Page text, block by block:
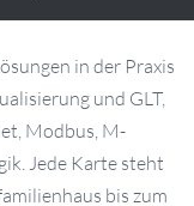
in der Praxis
und GLT,
Modbus, M-
Jede Karte steht
bis zum